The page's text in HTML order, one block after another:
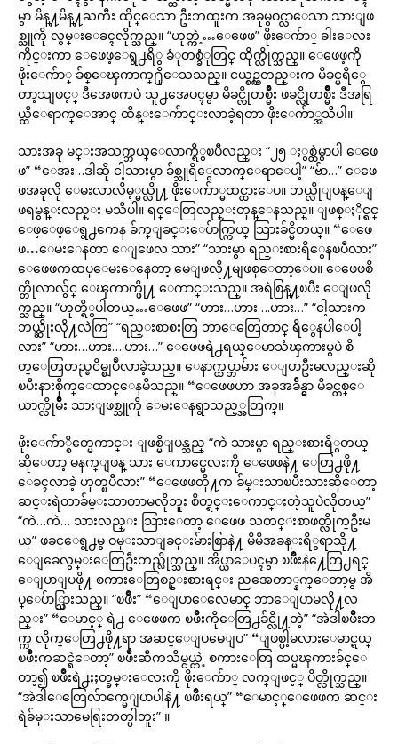
မွာ မိန္႔မိန္႔ႀကီး ထိုင္ေသာ ဦးဘထူးက အခုမွဝင္လာေသာ သားျဖ
စ္သူကို လွမ္းေခၚလိုက္သည္။ “ဟုတ္ကဲ့…ေဖေဖ” ဖိုးေက်ာ္ ခါးေလး
ကိုင္းကာ ေဖေဖ့ေရွ႕ရိွ ခံုတစ္ခံုတြင္ ထိုက္လိုက္သည္။ ေဖေဖ့ကို
ဖိုးေက်ာ္ ခ်စ္ေၾကာက္႐ိုေသသည္။ ငယ္စဥ္ကတည္းက မိခင္မရိွေ
တာ့သျဖင့္ ဒီအေဖကပဲ သူ႕အေပၚမွာ မိခင္လိုတစ္မ်ဳိး ဖခင္လိုတစ္မ်ဳိး ဒီအရြ
ယ္ထိေရာက္ေအာင္ ထိန္းေက်ာင္းလာခဲ့ရတာ ဖိုးေက်ာ္အသိပါ။
သားအခု မင္းအသက္ဘယ္ေလာက္ရိွၿပီလည္း “၂၅ ႏွစ္ထဲမွာပါ ေဖေ
ဖ” “ေအး…ဒါဆို ငါ့သားမွာ ခ်စ္သူရိွေလာက္ေရာေပါ့” “ဗ်ာ…” ေဖေ
ဖအခုလို ေမးလာလိမ့္မယ္လို႔ ဖိုးေက်ာ္မထင္ထားေပ။ ဘယ္လိုျပန္ေျ
ဖရမွန္းလည္း မသိပါ။ ရင္ေတြလည္းတုန္ေနသည္။ ျဖစ္ႏိုင္ရင္
ေဖ့ေဖ့ေရွ႕ကေန ခ်က္ျခင္းေပ်ာက္ကြယ္ သြားခ်င္မိတယ္။ “ေဖေ
ဖ…ေမးေနတာ ေျဖေလ သား” “သားမွာ ရည္းစားရိွေနၿပီလား”
ေဖေဖကထပ္ေမးေနေတာ့ မေျဖလို႔မျဖစ္ေတာ့ေပ။ ေဖေဖစိ
တ္တိုလာလွ်င္ ေၾကာက္ဖို႔ ေကာင္းသည္။ အရဲစြန္႔ၿပီး ေျဖလို
က္သည္။ “ဟုတ္ရိွပါတယ္…ေဖေဖ” “ဟား…ဟား….ဟား…” “ငါ့သားက
ဘယ္ဆိုးလို႔လဲကြ” “ရည္းစာစးတြ ဘာေတြေတာင္ ရိွေနပါေပါ့
လား” “ဟား…ဟား….ဟား…” ေဖေဖရဲ႕ရယ္ေမာသံၾကားမွပဲ စိ
တ္ေတြတည္ၿငိမ္စျပဳလာခဲ့သည္။ ေနာက္ထပ္ဘာမ်ား ေျပာဦးမလည္းဆို
ၿပီးနားစိုက္ေထာင္ေနမိသည္။ “ေဖေဖဟာ အခုအခ်ိန္မွာ မိခင္တစ္ေ
ယာက္လိုမ်ဳိး သားျဖစ္သူကို ေမးေနရွာသည့္အတြက္။
ဖိုးေက်ာ္စိတ္မေကာင္း ျဖစ္မိျပန္သည္ “ကဲ သားမွာ ရည္းစားရိွတယ္
ဆိုေတာ့ မနက္ျဖန္ သား ေကာင္မေလးကို ေဖေဖနဲ႔ ေတြ႕ဖို႔
ေခၚလာခဲ့ ဟုတ္ၿပီလား” “ေဖေဖတို႔က ခ်မ္းသာၿပီးသားဆိုေတာ့
ဆင္းရဲတာခ်မ္းသာတာမလိုဘူး စိတ္ရင္းေကာင္းတဲ့သူပဲလိုတယ္”
“ကဲ…ကဲ… သားလည္း သြားေတာ့ ေဖေဖ သတင္းစာဖတ္လိုက္ဦးမ
ယ္” ဖခင္ေရွ႕မွ ဝမ္းသာျခင္းမ်ားစြာနဲ႔ မိမိအခန္းရိွရာသို႔
ေျခေလွမ္းေတြဦးတည္လိုက္သည္။ အိပ္ယာေပၚမွာ ၿဖိဳးနဲ႔ေတြ႕ရင္
ေျပာျပဖို႔ စကားေတြစဥ္းစားရင္း ညအေတာ္နက္ေတာ့မွ အိ
ပ္ေပ်ာ္သြားသည္။ “ၿဖိဳး” “ေျပာေလေမာင္ ဘာေျပာမလို႔လ
ည္း” “ေမာင့္ ရဲ႕ ေဖေဖက ၿဖိဳးကိုေတြ႕ခ်င္လို႔တဲ့” “အဲဒါၿဖိဳးဘ
က္က လိုက္ေတြ႕ဖို႔ရာ အဆင္ေျပမေျပ” “ျဖစ္ပါ့မလားေမာင္ရယ္
ၿဖိဳးကဆင္ရဲေတာ့” ၿဖိဳးဆီကသိမ္ငယ္တဲ့ စကားေတြ ထပ္မၾကားခ်င္ေ
တာ့၍ ၿဖိဳးရဲ႕ႏႈတ္ခမ္းေလးကို ဖိုးေက်ာ္ လက္ျဖင့္ ပိတ္လိုက္သည္။
“အဲဒါေတြေလ်ာက္မေျပာပါနဲ႔ ၿဖိဳးရယ္” “ေမာင့္ေဖေဖက ဆင္း
ရဲခ်မ္းသာမေရြးတတ္ပါဘူး” ။